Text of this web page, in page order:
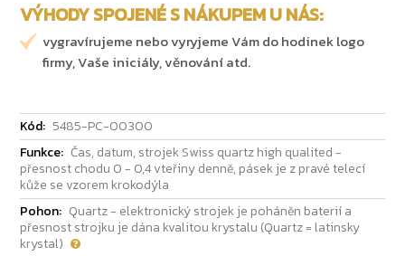
VÝHODY SPOJENÉ S NÁKUPEM U NÁS:
vygravírujeme nebo vyryjeme Vám do hodinek logo
firmy, Vaše iniciály, věnování atd.
Kód: 5485-PC-00300
Funkce: Čas, datum, strojek Swiss quartz high qualited -
přesnost chodu 0 - 0,4 vteřiny denně, pásek je z pravé telecí
kůže se vzorem krokodýla
Pohon: Quartz - elektronický strojek je poháněn baterií a
přesnost strojku je dána kvalitou krystalu (Quartz = latinsky
krystal)